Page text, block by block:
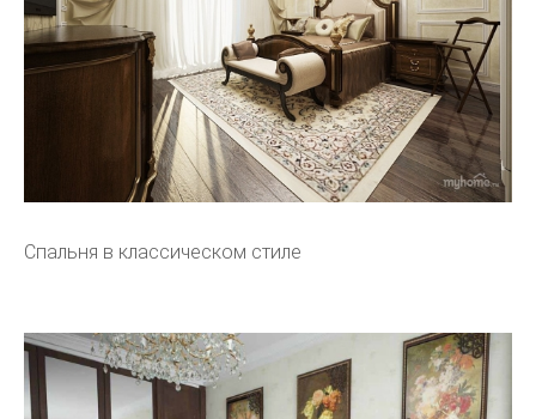
Спальня в классическом стиле